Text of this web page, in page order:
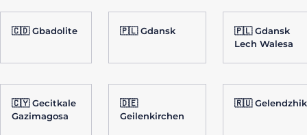
🇨🇩 Gbadolite 🇵🇱 Gdansk
🇵🇱 Gdansk
Lech Walesa
🇨🇾 Gecitkale
Gazimagosa
🇩🇪
Geilenkirchen
🇷🇺 Gelendzhik